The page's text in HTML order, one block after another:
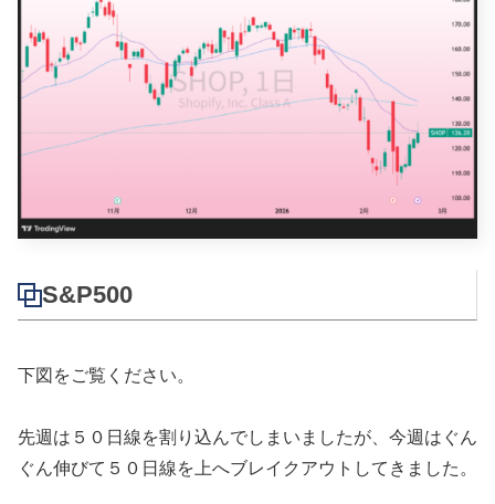
S&P500
下図をご覧ください。
先週は５０日線を割り込んでしまいましたが、今週はぐん
ぐん伸びて５０日線を上へブレイクアウトしてきました。